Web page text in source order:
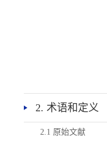
2. 术语和定义
2.1 原始文献